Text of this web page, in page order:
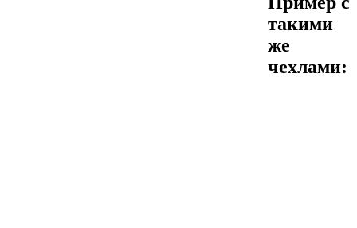
такими
же
чехлами: